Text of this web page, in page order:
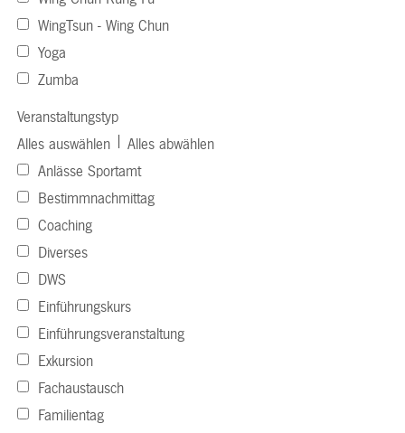
WingTsun - Wing Chun
Yoga
Zumba
Veranstaltungstyp
Alles auswählen
Alles abwählen
Anlässe Sportamt
Bestimmnachmittag
Coaching
Diverses
DWS
Einführungskurs
Einführungsveranstaltung
Exkursion
Fachaustausch
Familientag